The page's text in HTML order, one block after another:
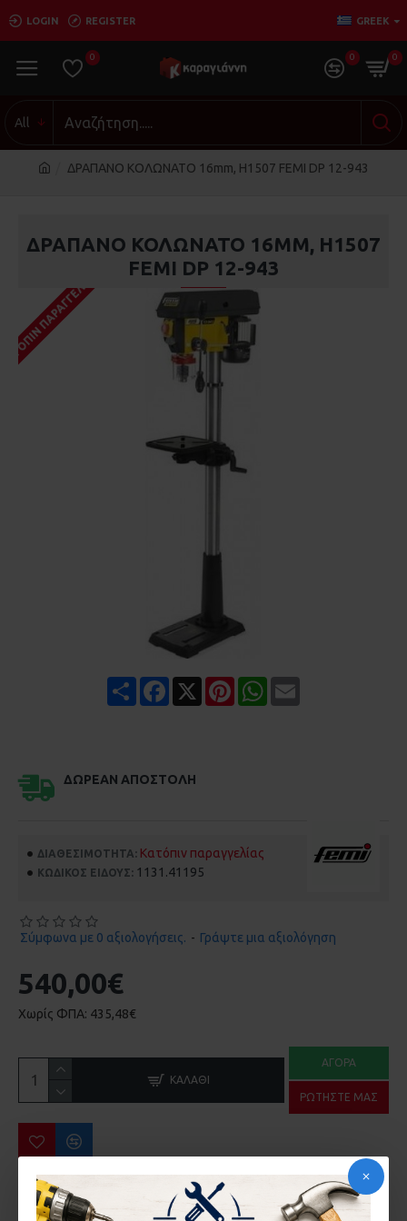
LOGIN REGISTER GREEK
0 0 0
All
ΔΡΑΠΑΝΟ ΚΟΛΩΝΑΤΟ 16mm, H1507 FEMI DP 12-943
ΔΡΑΠΑΝΟ ΚΟΛΩΝΑΤΟ 16MM, H1507
FEMI DP 12-943
ΠΑΡΑΓΓΕΛΊΑΣ
Share Facebook PinterestWhatsApp
ΔΩΡΕΆΝ ΑΠΟΣΤΟΛΉ
ΔΙΑΘΕΣΙΜΌΤΗΤΑ: Κατόπιν παραγγελίας
ΚΩΔΙΚΌΣ ΕΊΔΟΥΣ: 1131.41195
Σύμφωνα με 0 αξιολογήσεις. - Γράψτε μια αξιολόγηση
540,00€
Χωρίς ΦΠΑ: 435,48€
ΚΑΛΆΘΙ
ΑΓΟΡΆ
ΡΩΤΉΣΤΕ ΜΑΣ
ΠΕΡΙΣΣΌΤΕΡΑ ΑΠΌ ΤΗΝ ΙΔΙΑ ΜΆΡΚΑ